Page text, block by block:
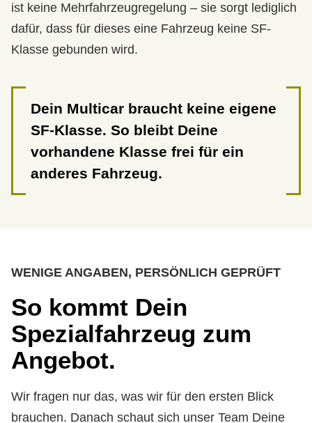
ist keine Mehrfahrzeugregelung – sie sorgt lediglich
dafür, dass für dieses eine Fahrzeug keine SF-
Klasse gebunden wird.
Dein Multicar braucht keine eigene
SF-Klasse. So bleibt Deine
vorhandene Klasse frei für ein
anderes Fahrzeug.
WENIGE ANGABEN, PERSÖNLICH GEPRÜFT
So kommt Dein
Spezialfahrzeug zum
Angebot.
Wir fragen nur das, was wir für den ersten Blick
brauchen. Danach schaut sich unser Team Deine